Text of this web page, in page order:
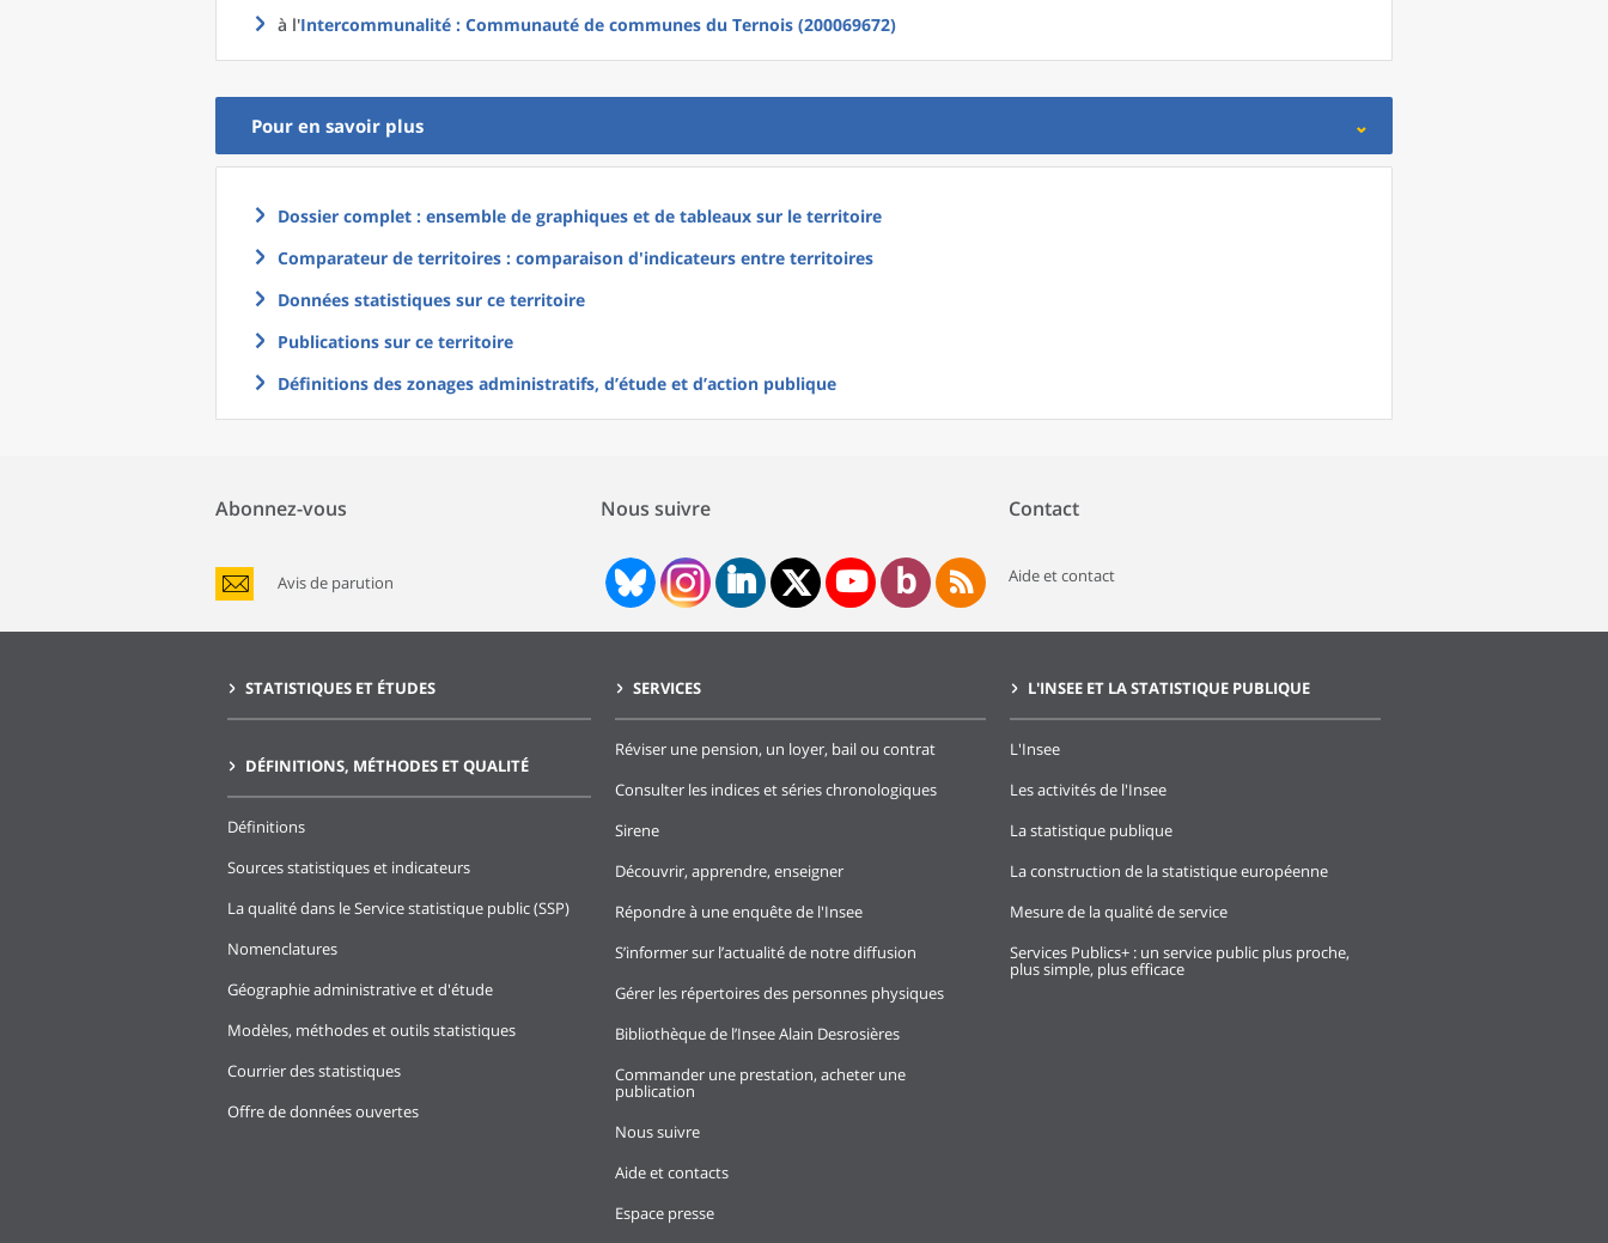
à l'Intercommunalité : Communauté de communes du Ternois (200069672)
Pour en savoir plus
Dossier complet : ensemble de graphiques et de tableaux sur le territoire
Comparateur de territoires : comparaison d'indicateurs entre territoires
Données statistiques sur ce territoire
Publications sur ce territoire
Définitions des zonages administratifs, d’étude et d’action publique
Abonnez-vous
Avis de parution
Nous suivre Contact
Aide et contact
STATISTIQUES ET ÉTUDES
DÉFINITIONS, MÉTHODES ET QUALITÉ
Définitions
Sources statistiques et indicateurs
La qualité dans le Service statistique public (SSP)
Nomenclatures
Géographie administrative et d'étude
Modèles, méthodes et outils statistiques
Courrier des statistiques
Offre de données ouvertes
SERVICES
Réviser une pension, un loyer, bail ou contrat
Consulter les indices et séries chronologiques
Sirene
Découvrir, apprendre, enseigner
Répondre à une enquête de l'Insee
S’informer sur l’actualité de notre diffusion
Gérer les répertoires des personnes physiques
Bibliothèque de l’Insee Alain Desrosières
Commander une prestation, acheter une
publication
Nous suivre
Aide et contacts
Espace presse
L'INSEE ET LA STATISTIQUE PUBLIQUE
L'Insee
Les activités de l'Insee
La statistique publique
La construction de la statistique européenne
Mesure de la qualité de service
Services Publics+ : un service public plus proche,
plus simple, plus efficace